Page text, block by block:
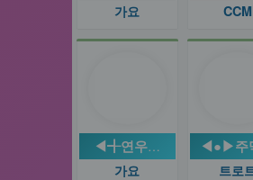
가요 CCM
◀╉연우뮤직™╊▶
가요
◀●▶주
트로